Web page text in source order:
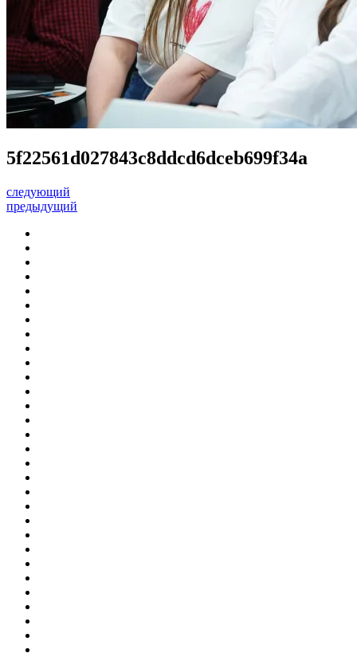
5f22561d027843c8ddcd6dceb699f34a
следующий
предыдущий